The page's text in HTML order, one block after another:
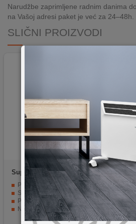
Narudžbe zaprimljene radnim danima
na Vašoj adresi paket je već za 24–48h.
SLIČNI PROIZVODI
Superior
Premium 55–86
Floor TV Stand
Podržava velike televizore od 55" do 86"
Stabilna metalna konstrukcija visoke nosivosti
Podesiva visina i nagib za optimalan ugao gledanja
Nema potrebe za montažom na zid
Integrisano upravljanje kablovima za uredan izgled